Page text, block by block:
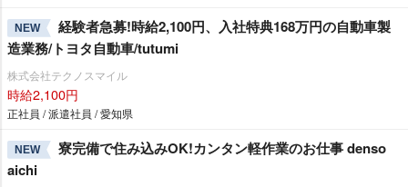
NEW
経験者急募!時給2,100円、入社特典168万円の自動車製
造業務/トヨタ自動車/tutumi
株式会社テクノスマイル
時給2,100円
正社員 / 派遣社員 / 愛知県
NEW
寮完備で住み込みOK!カンタン軽作業のお仕事 denso
aichi